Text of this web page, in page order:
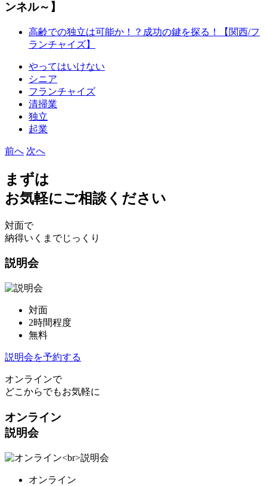
ンネル～】
高齢での独立は可能か！？成功の鍵を探る！【関西/フ
ランチャイズ】
やってはいけない
シニア
フランチャイズ
清掃業
独立
起業
前へ 次へ
まずは
お気軽にご相談ください
対面で
納得いくまでじっくり
説明会
対面
2時間程度
無料
説明会を予約する
オンラインで
どこからでもお気軽に
オンライン
説明会
オンライン